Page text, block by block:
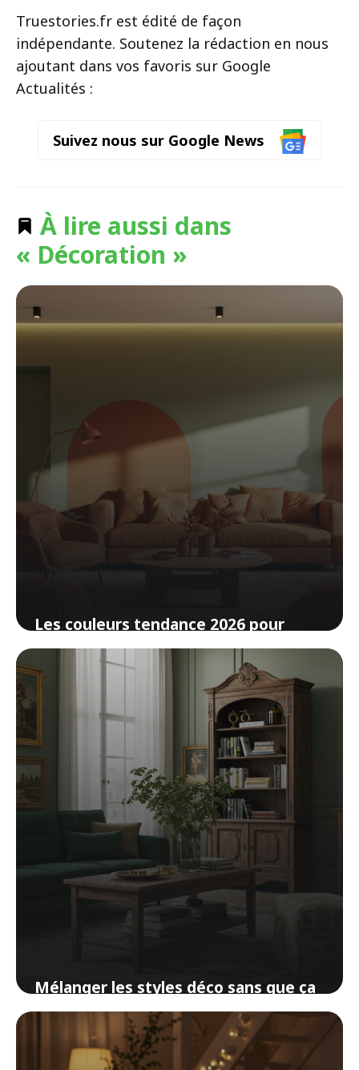
Truestories.fr est édité de façon
indépendante. Soutenez la rédaction en nous
ajoutant dans vos favoris sur Google
Actualités :
Suivez nous sur Google News
À lire aussi dans
« Décoration »
Les couleurs tendance 2026 pour
votre intérieur (et comment les
adopter)
Mélanger les styles déco sans que ça
ressemble à un bazar
15 avril 2026